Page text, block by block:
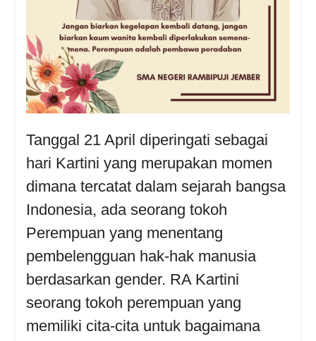
Tanggal 21 April diperingati sebagai
hari Kartini yang merupakan momen
dimana tercatat dalam sejarah bangsa
Indonesia, ada seorang tokoh
Perempuan yang menentang
pembelengguan hak-hak manusia
berdasarkan gender. RA Kartini
seorang tokoh perempuan yang
memiliki cita-cita untuk bagaimana